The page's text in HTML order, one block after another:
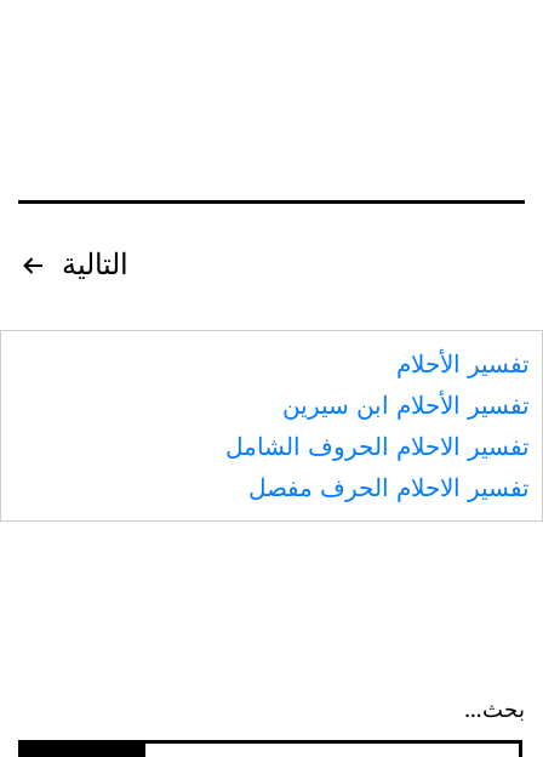
المقالات
التالية
تفسير الأحلام
تفسير الأحلام ابن سيرين
تفسير الاحلام الحروف الشامل
تفسير الاحلام الحرف مفصل
بحث…